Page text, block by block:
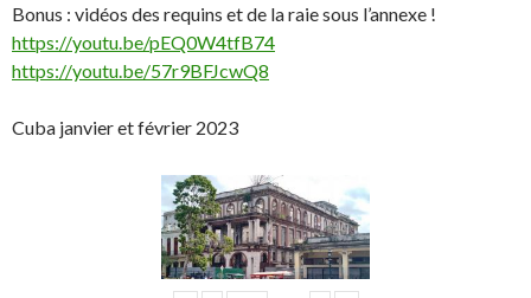
Bonus : vidéos des requins et de la raie sous l’annexe !
https://youtu.be/pEQ0W4tfB74
https://youtu.be/57r9BFJcwQ8
Cuba janvier et février 2023